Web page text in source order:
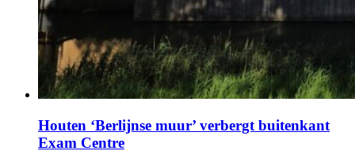
Houten ‘Berlijnse muur’ verbergt buitenkant
Exam Centre